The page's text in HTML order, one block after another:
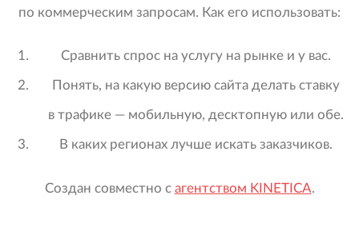
по коммерческим запросам. Как его использовать:
Сравнить спрос на услугу на рынке и у вас.
Понять, на какую версию сайта делать ставку
в трафике — мобильную, десктопную или обе.
В каких регионах лучше искать заказчиков.
Создан совместно с агентством KINETICA.